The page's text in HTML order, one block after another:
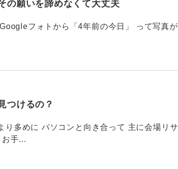
の願いを諦めなくて大丈夫
フォトから「4年前の今日」 って写真が
つけるの？
多めに パソコンと向き合って 主に会場リサ
手…